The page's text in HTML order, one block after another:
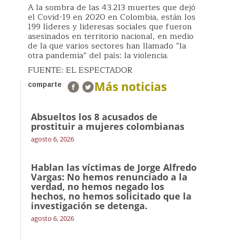
A la sombra de las 43.213 muertes que dejó
el Covid-19 en 2020 en Colombia, están los
199 líderes y lideresas sociales que fueron
asesinados en territorio nacional, en medio
de la que varios sectores han llamado “la
otra pandemia” del país: la violencia.
FUENTE: EL ESPECTADOR
comparte Más noticias
Absueltos los 8 acusados de
prostituir a mujeres colombianas
agosto 6, 2026
Hablan las víctimas de Jorge Alfredo
Vargas: No hemos renunciado a la
verdad, no hemos negado los
hechos, no hemos solicitado que la
investigación se detenga.
agosto 6, 2026